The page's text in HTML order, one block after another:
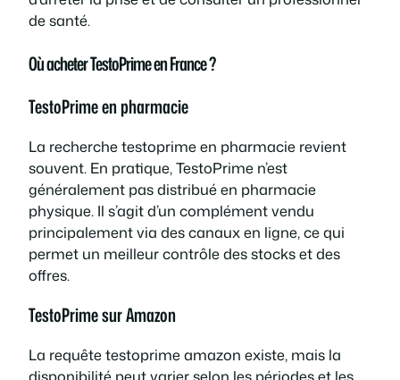
de santé.
Où acheter TestoPrime en France ?
TestoPrime en pharmacie
La recherchetestoprime en pharmacie revient
souvent. En pratique, TestoPrime n’est
généralement pas distribué en pharmacie
physique. Il s’agit d’un complément vendu
principalement via des canaux en ligne, ce qui
permet un meilleur contrôle des stocks et des
offres.
TestoPrime sur Amazon
La requêtetestoprime amazon existe, mais la